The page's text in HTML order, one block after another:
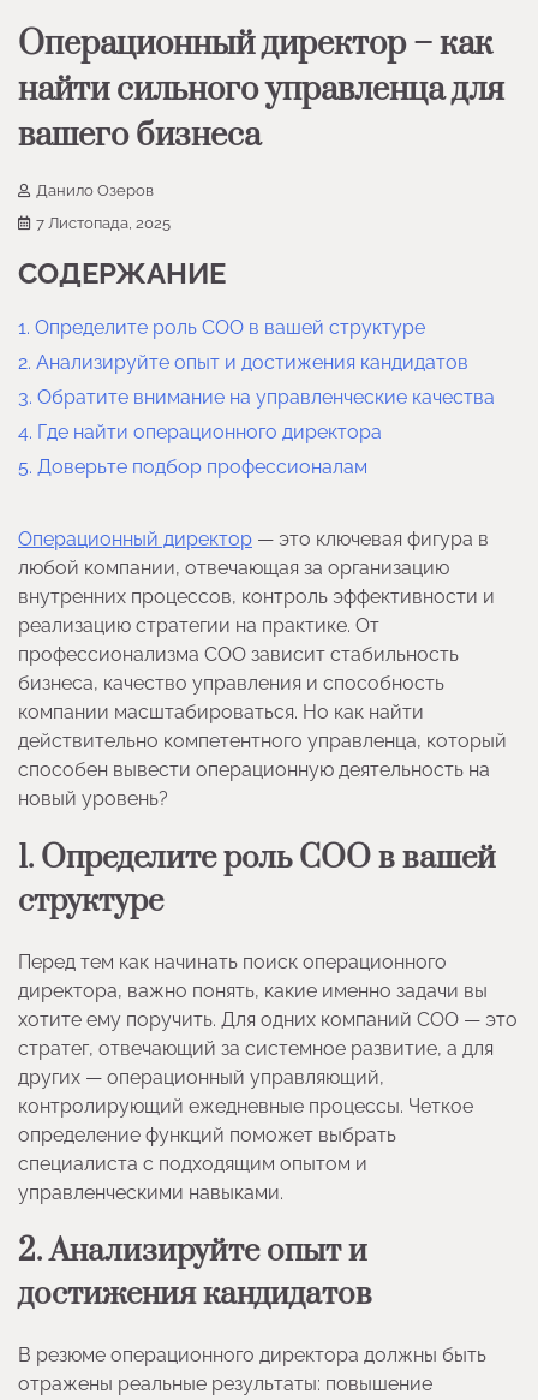
Операционный директор – как
найти сильного управленца для
вашего бизнеса
Данило Озеров
7 Листопада, 2025
СОДЕРЖАНИЕ
1. Определите роль COO в вашей структуре
2. Анализируйте опыт и достижения кандидатов
3. Обратите внимание на управленческие качества
4. Где найти операционного директора
5. Доверьте подбор профессионалам
Операционный директор — это ключевая фигура в
любой компании, отвечающая за организацию
внутренних процессов, контроль эффективности и
реализацию стратегии на практике. От
профессионализма COO зависит стабильность
бизнеса, качество управления и способность
компании масштабироваться. Но как найти
действительно компетентного управленца, который
способен вывести операционную деятельность на
новый уровень?
1. Определите роль COO в вашей
структуре
Перед тем как начинать поиск операционного
директора, важно понять, какие именно задачи вы
хотите ему поручить. Для одних компаний COO — это
стратег, отвечающий за системное развитие, а для
других — операционный управляющий,
контролирующий ежедневные процессы. Четкое
определение функций поможет выбрать
специалиста с подходящим опытом и
управленческими навыками.
2. Анализируйте опыт и
достижения кандидатов
В резюме операционного директора должны быть
отражены реальные результаты: повышение